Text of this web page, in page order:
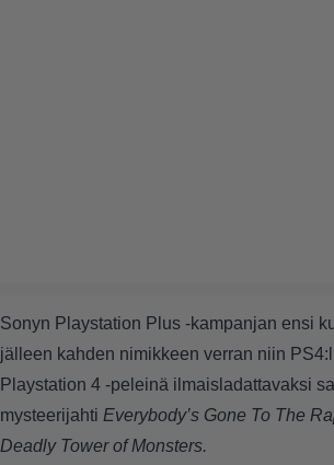
Sonyn Playstation Plus -kampanjan ensi
jälleen kahden nimikkeen verran niin
Playstation 4 -peleinä ilmaisladattavaksi
mysteerijahti Everybody’s Gone To The
Deadly Tower of Monsters.